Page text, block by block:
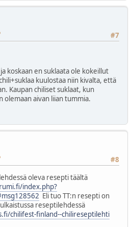
#7
koskaan en suklaata ole kokeillut
kuulostaa niin kivalta, että
Kaupan chiliset suklaat, kun
olemaan aivan liian tummia.
#8
oleva resepti täältä
index.php?
Eli tuo TT:n resepti on
reseptilehdessä
chilifest-finland--chilireseptilehti